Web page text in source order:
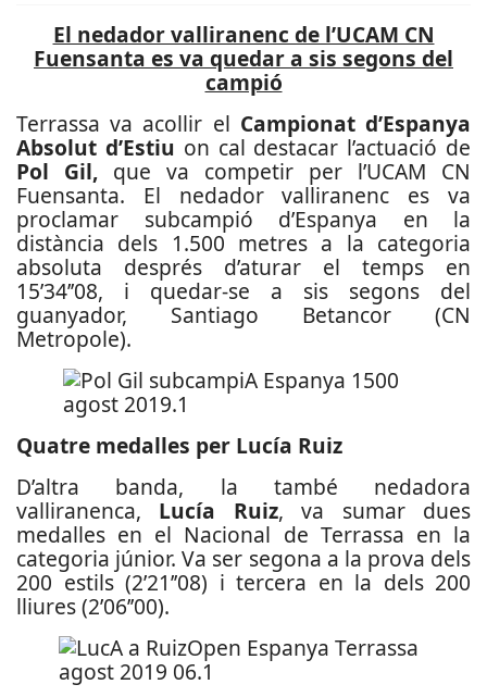
El nedador valliranenc de l’UCAM CN
Fuensanta es va quedar a sis segons del
campió
Terrassa va acollir el Campionat d’Espanya
Absolut d’Estiu on cal destacar l’actuació de
Pol Gil, que va competir per l’UCAM CN
Fuensanta. El nedador valliranenc es va
proclamar subcampió d’Espanya en la
distància dels 1.500 metres a la categoria
absoluta després d’aturar el temps en
15’34’’08, i quedar-se a sis segons del
guanyador, Santiago Betancor (CN
Metropole).
Quatre medalles per Lucía Ruiz
D’altra banda, la també nedadora
valliranenca, Lucía Ruiz, va sumar dues
medalles en el Nacional de Terrassa en la
categoria júnior. Va ser segona a la prova dels
200 estils (2’21’’08) i tercera en la dels 200
lliures (2’06’’00).